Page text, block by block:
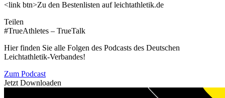
<link btn>Zu den Bestenlisten auf leichtathletik.de
Teilen
#TrueAthletes – TrueTalk
Hier finden Sie alle Folgen des Podcasts des Deutschen
Leichtathletik-Verbandes!
Zum Podcast
Jetzt Downloaden